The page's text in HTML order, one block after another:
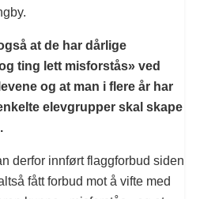
at de har dårlige
ting lett misforstås» ved
og at man i flere år har
elevgrupper skal skape
derfor innført flaggforbud siden
fått forbud mot å vifte med